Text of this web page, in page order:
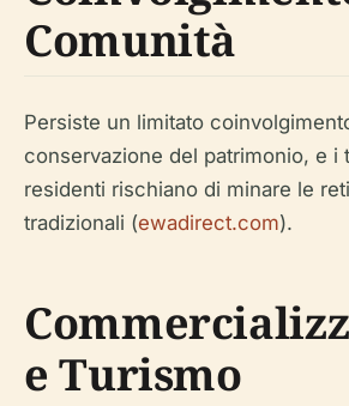
Comunità
Persiste un limitato
conservazione del patrimonio, e i
residenti rischiano di minare le
tradizionali (ewadirect.com).
e Turismo